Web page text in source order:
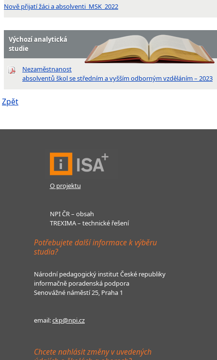
Nově přijatí žáci a absolventi_MSK_2022
Výchozí analytická
studie
Nezaměstnanost
absolventů škol se středním a vyšším odborným vzděláním – 2023
Zpět
O projektu
NPI ČR – obsah
TREXIMA – technické řešení
Potřebujete další informace k výběru
studia?
Národní pedagogický institut České republiky
informačně poradenská podpora
Senovážné náměstí 25, Praha 1
email:ckp@npi.cz
Chcete nahlásit změny v uvedených